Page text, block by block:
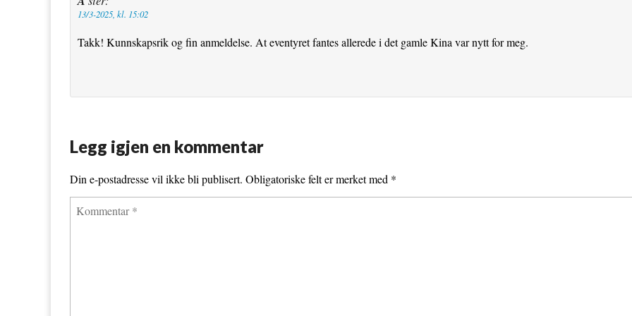
13/3-2025, kl. 15:02
Takk! Kunnskapsrik og fin anmeldelse. At eventyret fantes allerede i det gamle Kina var nytt for meg.
Legg igjen en kommentar
Din e-postadresse vil ikke bli publisert. Obligatoriske felt er merket med *